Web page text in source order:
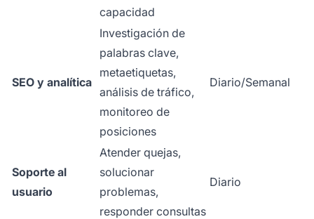
capacidad
SEO y analítica
Investigación de
palabras clave,
metaetiquetas,
análisis de tráfico,
monitoreo de
posiciones
Diario/Semanal
Soporte al
usuario
Atender quejas,
solucionar
problemas,
responder consultas
Diario